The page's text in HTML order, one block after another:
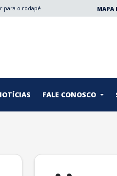
para o rodapé MAPA
FALE CONOSCO